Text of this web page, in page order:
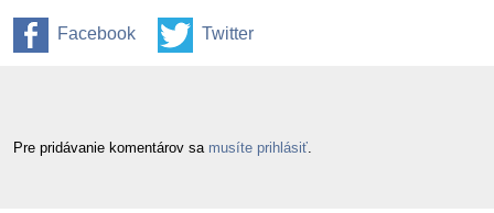
Facebook Twitter
Pre pridávanie komentárov sa musíte prihlásiť.